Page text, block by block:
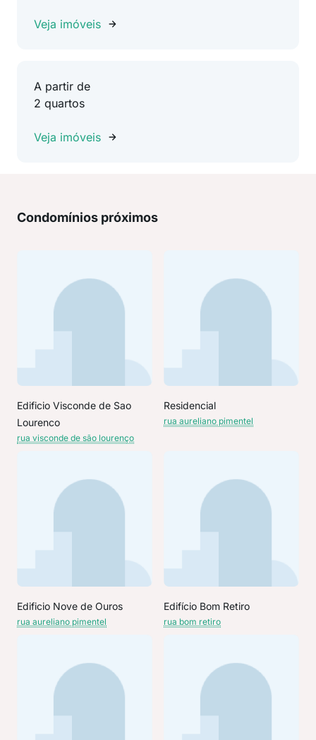
Veja imóveis
A partir de
2 quartos
Veja imóveis
Condomínios próximos
Edificio Visconde de Sao
Lourenco
rua visconde de são lourenço
Residencial
rua aureliano pimentel
Edificio Nove de Ouros
rua aureliano pimentel
Edifício Bom Retiro
rua bom retiro